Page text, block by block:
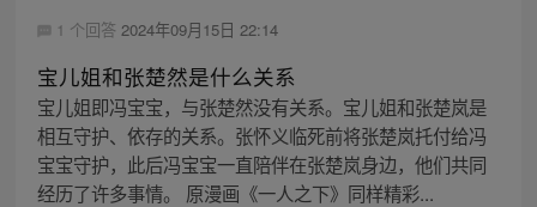
1 个回答 2024年09月15日 22:14
宝儿姐和张楚然是什么关系
宝儿姐即冯宝宝，与张楚然没有关系。宝儿姐和张楚岚是
相互守护、依存的关系。张怀义临死前将张楚岚托付给冯
宝宝守护，此后冯宝宝一直陪伴在张楚岚身边，他们共同
经历了许多事情。 原漫画《一人之下》同样精彩...